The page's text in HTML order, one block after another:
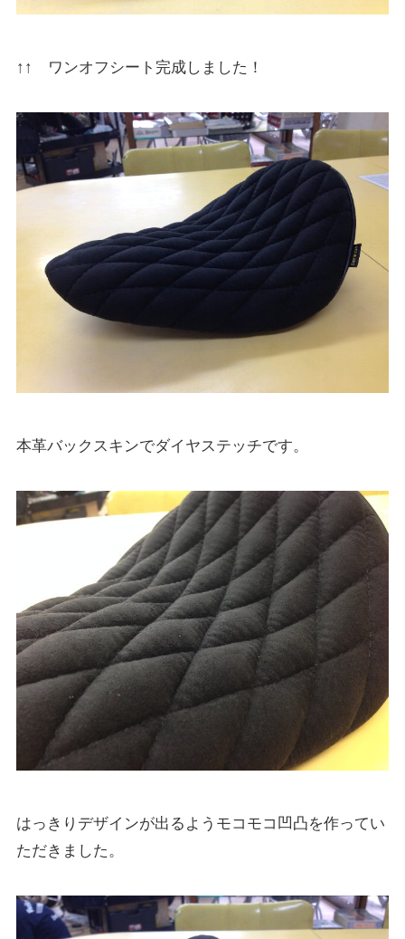
↑↑ ワンオフシート完成しました！
本革バックスキンでダイヤステッチです。
はっきりデザインが出るようモコモコ凹凸を作ってい
ただきました。